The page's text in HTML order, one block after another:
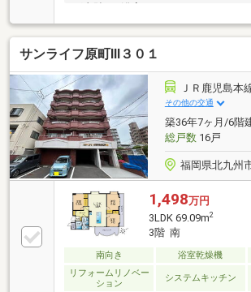
面所 新品交換 洗濯パン交
ロス張替え クッションフロア貼り■
レ 温水洗浄便座新品交換 建
ス張替えクッションフロア貼
ューズボックス新品交換 ■給
洋室 建具交換 クロス張替え
フロア貼りご見学・相談は0800-805-
info@elan-de.net平日週末問わず24時
まずはご予約下さい
サンライフ原町Ⅲ３０１
ＪＲ鹿児島本
その他の交通
築36年7ヶ月/6階
総戸数16戸
福岡県北九州
1,498万円
3LDK 69.09m2
3階 南
南向き 浴室乾燥機
リフォームリノベー
ション
システムキッチン